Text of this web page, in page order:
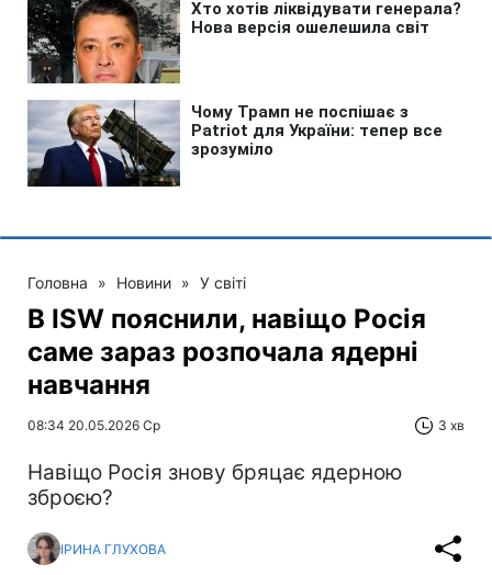
Головна » Новини » У світі
В ISW пояснили, навіщо Росія
саме зараз розпочала ядерні
навчання
08:34 20.05.2026 Ср 3 хв
Навіщо Росія знову бряцає ядерною
зброєю?
ІРИНА ГЛУХОВА